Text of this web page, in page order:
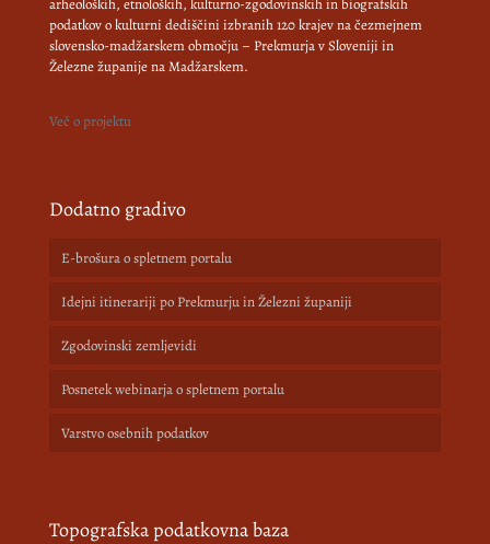
arheoloških, etnoloških, kulturno-zgodovinskih in biografskih
podatkov o kulturni dediščini izbranih 120 krajev na čezmejnem
slovensko-madžarskem območju – Prekmurja v Sloveniji in
Železne županije na Madžarskem.
Več o projektu
Dodatno gradivo
E-brošura o spletnem portalu
Idejni itinerariji po Prekmurju in Železni županiji
Zgodovinski zemljevidi
Posnetek webinarja o spletnem portalu
Varstvo osebnih podatkov
Topografska podatkovna baza